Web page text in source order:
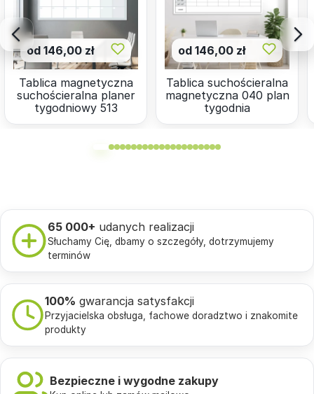
od 146,00 zł
Tablica magnetyczna
suchościeralna planer
tygodniowy 513
od 146,00 zł
Tablica suchościeralna
magnetyczna 040 plan
tygodnia
65 000+ udanych realizacji
Słuchamy Cię, dbamy o szczegóły, dotrzymujemy
terminów
100% gwarancja satysfakcji
Przyjacielska obsługa, fachowe doradztwo i znakomite
produkty
Bezpieczne i wygodne zakupy